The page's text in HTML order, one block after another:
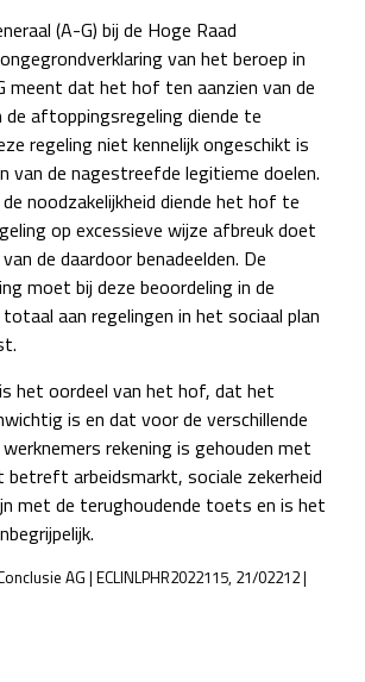
(A-G) bij de Hoge Raad
van het beroep in
meent dat het hof ten aanzien van de
de aftoppingsregeling diende te
regeling niet kennelijk ongeschikt is
van de nagestreefde legitieme doelen.
noodzakelijkheid diende het hof te
op excessieve wijze afbreuk doet
de daardoor benadeelden. De
moet bij deze beoordeling in de
aan regelingen in het sociaal plan
het oordeel van het hof, dat het
is en dat voor de verschillende
rekening is gehouden met
arbeidsmarkt, sociale zekerheid
met de terughoudende toets en is het
AG | ECLINLPHR2022115, 21/02212 |